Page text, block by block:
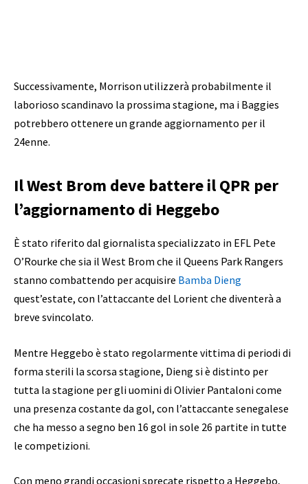
Successivamente, Morrison utilizzerà probabilmente il
laborioso scandinavo la prossima stagione, ma i Baggies
potrebbero ottenere un grande aggiornamento per il
24enne.
Il West Brom deve battere il QPR per
l’aggiornamento di Heggebo
È stato riferito dal giornalista specializzato in EFL Pete
O’Rourke che sia il West Brom che il Queens Park Rangers
stanno combattendo per acquisire Bamba Dieng
quest’estate, con l’attaccante del Lorient che diventerà a
breve svincolato.
Mentre Heggebo è stato regolarmente vittima di periodi di
forma sterili la scorsa stagione, Dieng si è distinto per
tutta la stagione per gli uomini di Olivier Pantaloni come
una presenza costante da gol, con l’attaccante senegalese
che ha messo a segno ben 16 gol in sole 26 partite in tutte
le competizioni.
Con meno grandi occasioni sprecate rispetto a Heggebo,